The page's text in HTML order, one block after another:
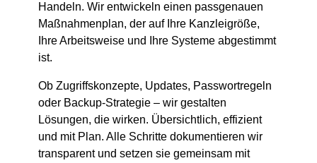
Handeln. Wir entwickeln einen passgenauen
Maßnahmenplan, der auf Ihre Kanzleigröße,
Ihre Arbeitsweise und Ihre Systeme abgestimmt
ist.
Ob Zugriffskonzepte, Updates, Passwortregeln
oder Backup-Strategie – wir gestalten
Lösungen, die wirken. Übersichtlich, effizient
und mit Plan. Alle Schritte dokumentieren wir
transparent und setzen sie gemeinsam mit